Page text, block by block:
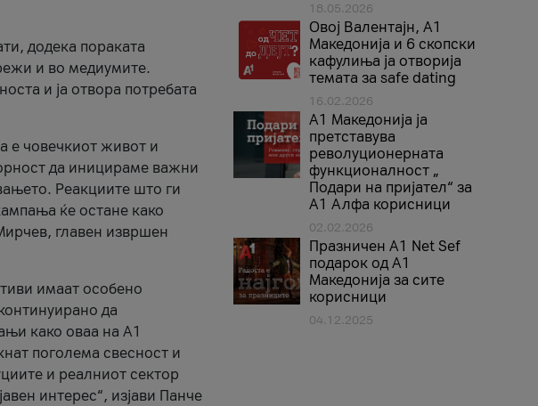
додека пораката
и во медиумите.
и ја отвора потребата
е човечкиот живот и
да иницираме важни
Реакциите што ги
ќе остане како
главен извршен
имаат особено
да
како оваа на A1
поголема свесност и
и реалниот сектор
интерес“, изјави Панче
18.05.2026
Овој Валентајн, A1
Македонија и 6 скопски
кафулиња ја отворија
темата за safe dating
16.02.2026
А1 Македонија ја
претставува
револуционерната
функционалност „
Подари на пријател“ за
А1 Алфа корисници
02.02.2026
Празничен A1 Net Sеf
подарок од А1
Македонија за сите
корисници
04.12.2025